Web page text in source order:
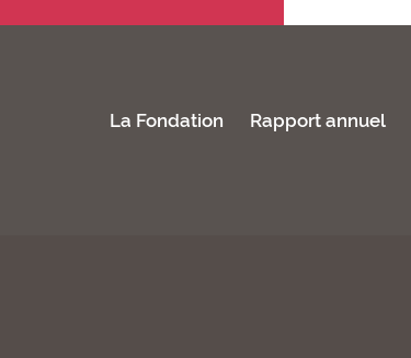
La Fondation Rapport annuel